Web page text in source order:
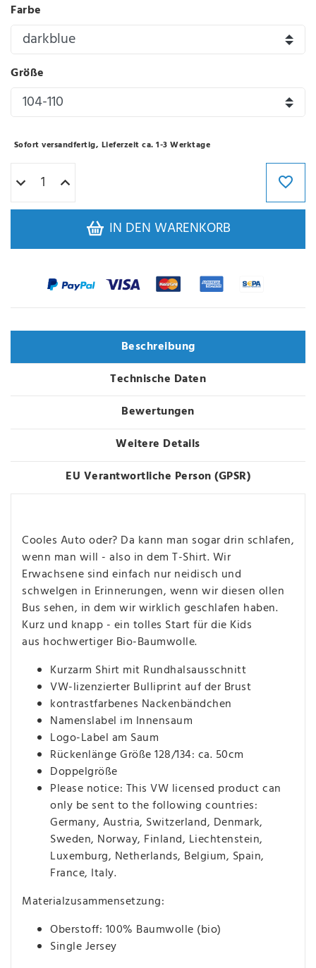
Farbe
Größe
Sofort versandfertig, Lieferzeit ca. 1-3 Werktage
IN DEN WARENKORB
Beschreibung
Technische Daten
Bewertungen
Weitere Details
EU Verantwortliche Person (GPSR)
Cooles Auto oder? Da kann man sogar drin schlafen,
wenn man will - also in dem T-Shirt. Wir
Erwachsene sind einfach nur neidisch und
schwelgen in Erinnerungen, wenn wir diesen ollen
Bus sehen, in dem wir wirklich geschlafen haben.
Kurz und knapp - ein tolles Start für die Kids
aus hochwertiger Bio-Baumwolle.
Kurzarm Shirt mit Rundhalsausschnitt
VW-lizenzierter Bulliprint auf der Brust
kontrastfarbenes Nackenbändchen
Namenslabel im Innensaum
Logo-Label am Saum
Rückenlänge Größe 128/134: ca. 50cm
Doppelgröße
Please notice: This VW licensed product can
only be sent to the following countries:
Germany, Austria, Switzerland, Denmark,
Sweden, Norway, Finland, Liechtenstein,
Luxemburg, Netherlands, Belgium, Spain,
France, Italy.
Materialzusammensetzung:
Oberstoff: 100% Baumwolle (bio)
Single Jersey